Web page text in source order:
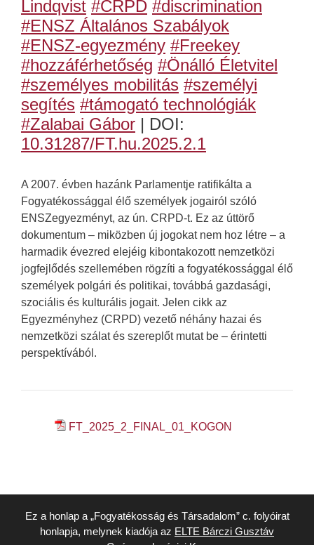
Lindqvist #CRPD #discrimination
#ENSZ Általános Szabályok
#ENSZ-egyezmény #Freekey
#hozzáférhetőség #Önálló Életvitel
#személyes mobilitás #személyi
segítés #támogató technológiák
#Zalabai Gábor | DOI:
10.31287/FT.hu.2025.2.1
A 2007. évben hazánk Parlamentje ratifikálta a
Fogyatékossággal élő személyek jogairól szóló
ENSZegyezményt, az ún. CRPD-t. Ez az úttörő
dokumentum – miközben új jogokat nem hoz létre – a
harmadik évezred elejéig kibontakozott nemzetközi
jogfejlődés szellemében rögzíti a fogyatékossággal élő
személyek polgári és politikai, továbbá gazdasági,
szociális és kulturális jogait. Jelen cikk az
Egyezményhez (CRPD) vezető néhány hazai és
nemzetközi szálat és szereplőt mutat be – érintetti
perspektívából.
FT_2025_2_FINAL_01_KOGON
Ez a honlap a „Fogyatékosság és Társadalom” c. folyóirat
honlapja, melynek kiadója az ELTE Bárczi Gusztáv